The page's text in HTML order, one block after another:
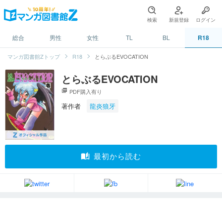
検索 新規登録 ログイン
総合 男性 女性 TL BL R18
マンガ図書館Zトップ R18 とらぶるEVOCATION
とらぶるEVOCATION
picture_as_pdf PDF購入有り
著作者 龍炎狼牙
auto_stories 最初から読む